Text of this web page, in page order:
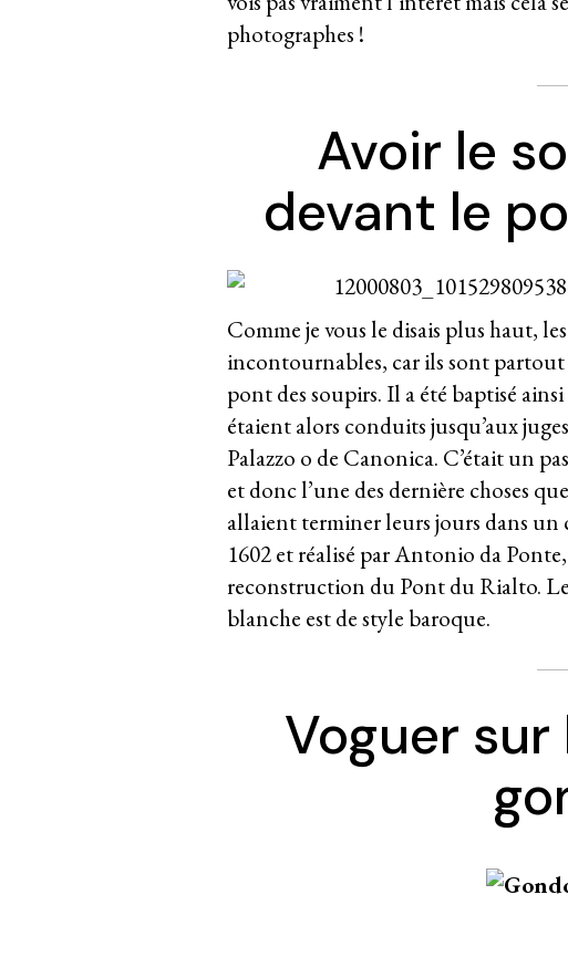
photographes !
Avoir le
devant le
Comme je vous le disais plus haut,
incontournables, car ils sont partout
pont des soupirs. Il a été baptisé
étaient alors conduits jusqu’aux
Palazzo o de Canonica. C’était un
et donc l’une des dernière choses
allaient terminer leurs jours dans un
1602 et réalisé par Antonio da
reconstruction du Pont du Rialto.
blanche est de style baroque.
Voguer